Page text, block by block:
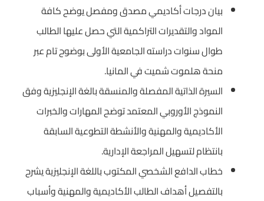
بيان درجات أكاديمي مصدق ومفصل يوضح كافة
المواد والتقديرات التراكمية التي حصل عليها الطالب
طوال سنوات دراسته الجامعية الأولى بوضوح تام عبر
منحة هلموت شميت في المانيا.
السيرة الذاتية المفصلة والمنسقة بالغة الإنجليزية وفق
النموذج الأوروبي المعتمد توضح المهارات والخبرات
الأكاديمية والمهنية والأنشطة التطوعية السابقة
بانتظام لتسهيل المراجعة الإدارية.
خطاب الدافع الشخصي المكتوب باللغة الإنجليزية يشرح
بالتفصيل أهداف الطالب الأكاديمية والمهنية وأسباب